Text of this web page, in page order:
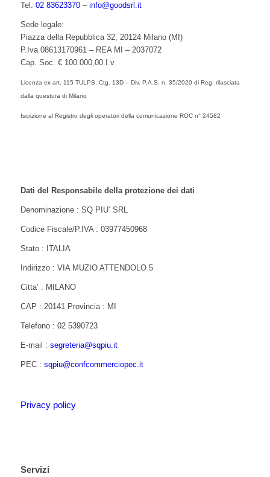
Tel. 02 83623370– info@goodsrl.it
Sede legale:
Piazza della Repubblica 32, 20124 Milano (MI)
P.Iva 08613170961 – REA MI – 2037072
Cap. Soc. € 100.000,00 I.v.
Licenza ex art. 115 TULPS: Ctg. 13D – Div. P.A.S. n. 35/2020 di Reg. rilasciata
dalla questura di Milano
Iscrizione al Registro degli operatori della comunicazione ROC n° 24582
Dati del Responsabile della protezione dei dati
Denominazione : SQ PIU’ SRL
Codice Fiscale/P.IVA : 03977450968
Stato : ITALIA
Indirizzo : VIA MUZIO ATTENDOLO 5
Citta’ : MILANO
CAP : 20141 Provincia : MI
Telefono : 02 5390723
E-mail : segreteria@sqpiu.it
PEC : sqpiu@confcommerciopec.it
Privacy policy
Servizi